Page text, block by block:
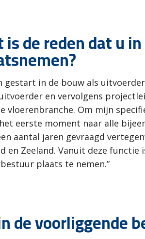
is de reden dat u
gestart in de bouw als
en vervolgens
vloerenbranche. Om mijn
eerste moment naar alle
aantal jaren gevraagd
en Zeeland. Vanuit deze
plaats te nemen.”
de voorliggende